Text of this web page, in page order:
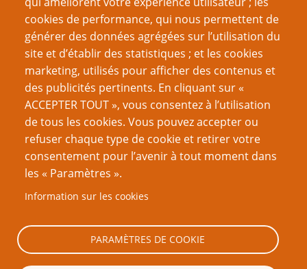
cookies de performance, qui nous permettent de
générer des données agrégées sur l’utilisation du
site et d’établir des statistiques ; et les cookies
marketing, utilisés pour afficher des contenus et
des publicités pertinents. En cliquant sur «
ACCEPTER TOUT », vous consentez à l’utilisation
de tous les cookies. Vous pouvez accepter ou
refuser chaque type de cookie et retirer votre
consentement pour l’avenir à tout moment dans
les « Paramètres ».
Information sur les cookies
PARAMÈTRES DE COOKIE
Structurer vos parties/histoires
Contrôler le ressenti de la campagne
Quand la Magie n'y est plus
Faites des coups bas aux PJ
VOUS AIMEREZ AUSSI
Le donjon par défaut est colonial
Assemblez vos monstres
T'as mis du wargame partout dans mon JdR !